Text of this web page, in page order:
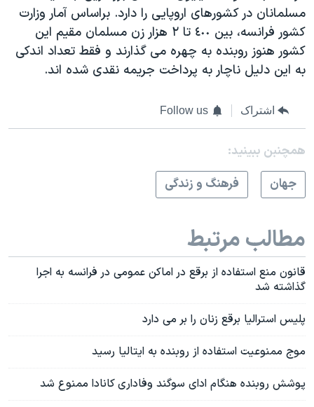
مسلمانان در کشورهای اروپایی را دارد. براساس آمار وزارت
کشور فرانسه، بین ٤٠٠ تا ٢ هزار زن مسلمان مقیم این
کشور هنوز روبنده به چهره می گذارند و فقط تعداد اندکی
به این دلیل ناچار به پرداخت جریمه نقدی شده اند.
اشتراک Follow us
همچنبن ببینید:
جهان
فرهنگ و زندگی
مطالب مرتبط
قانون منع استفاده از برقع در اماکن عمومی در فرانسه به اجرا
گذاشته شد
پلیس استرالیا برقع زنان را بر می دارد
موج ممنوعیت استفاده از روبنده به ایتالیا رسید
پوشش روبنده هنگام ادای سوگند وفاداری کانادا ممنوع شد